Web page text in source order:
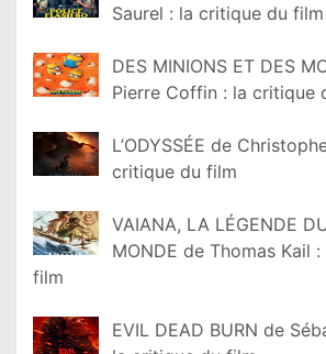
Saurel : la critique du
DES MINIONS ET DES
Pierre Coffin : la critique
L’ODYSSÉE de
critique du film
VAIANA, LA LÉGENDE
MONDE de Thomas Kail
film
EVIL DEAD BURN de